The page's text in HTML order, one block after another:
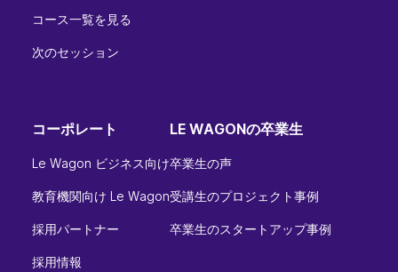
コース一覧を見る
次のセッション
コーポレート
Le Wagon ビジネス向け
教育機関向け Le Wagon
採用パートナー
採用情報
LE WAGONの卒業生
卒業生の声
受講生のプロジェクト事例
卒業生のスタートアップ事例